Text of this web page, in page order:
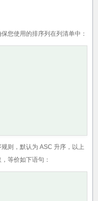
您使用的排序列在列清单中：
则，默认为 ASC 升序，以上
等价如下语句：